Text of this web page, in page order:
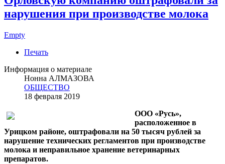
нарушения при производстве молока
Empty
Печать
Информация о материале
Нонна АЛМАЗОВА
ОБЩЕСТВО
18 февраля 2019
ООО «Русь»,
расположенное в
Урицком районе, оштрафовали на 50 тысяч рублей за
нарушение технических регламентов при производстве
молока и неправильное хранение ветеринарных
препаратов.